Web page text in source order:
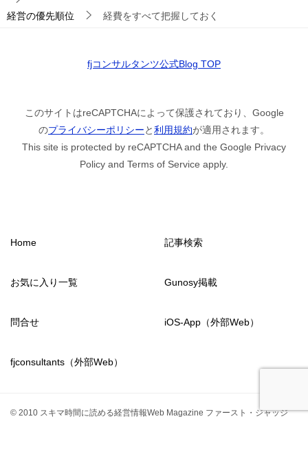
経営の優先順位 経費をすべて把握しておく
fjコンサルタンツ公式Blog TOP
このサイトはreCAPTCHAによって保護されており、Google
のプライバシーポリシーと利用規約が適用されます。
This site is protected by reCAPTCHA and the Google Privacy
Policy and Terms of Service apply.
Home 記事検索
お気に入り一覧 Gunosy掲載
問合せ iOS-App（外部Web）
fjconsultants（外部Web）
© 2010 スキマ時間に読める経営情報Web Magazine ファースト・ジャッジ